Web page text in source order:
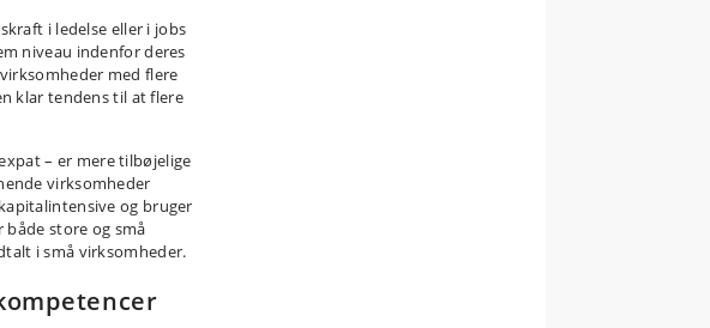
i ledelse eller i jobs
niveau indenfor deres
med flere
klar tendens til at flere
– er mere tilbøjelige
virksomheder
og bruger
store og små
i små virksomheder.